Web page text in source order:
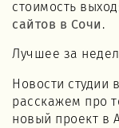
стоимость
сайтов в Сочи .
Лучшее за
Новости студии
расскажем про
новый проект в